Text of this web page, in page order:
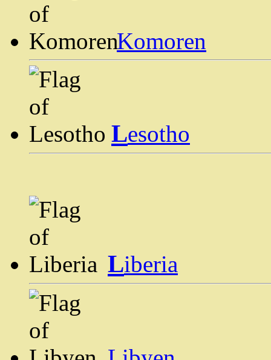
Komoren
Lesotho
Liberia